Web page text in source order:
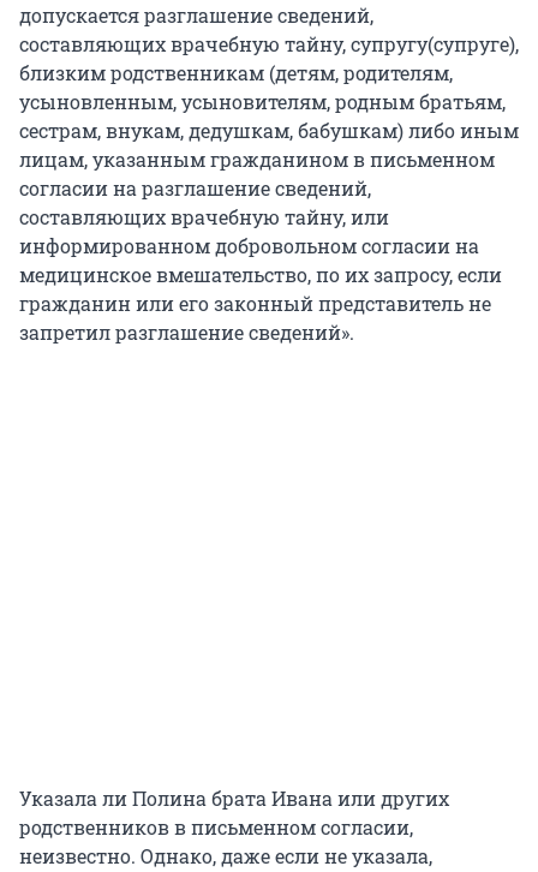
допускается разглашение сведений,
составляющих врачебную тайну, супругу(супруге),
близким родственникам (детям, родителям,
усыновленным, усыновителям, родным братьям,
сестрам, внукам, дедушкам, бабушкам) либо иным
лицам, указанным гражданином в письменном
согласии на разглашение сведений,
составляющих врачебную тайну, или
информированном добровольном согласии на
медицинское вмешательство, по их запросу, если
гражданин или его законный представитель не
запретил разглашение сведений».
Указала ли Полина брата Ивана или других
родственников в письменном согласии,
неизвестно. Однако, даже если не указала,